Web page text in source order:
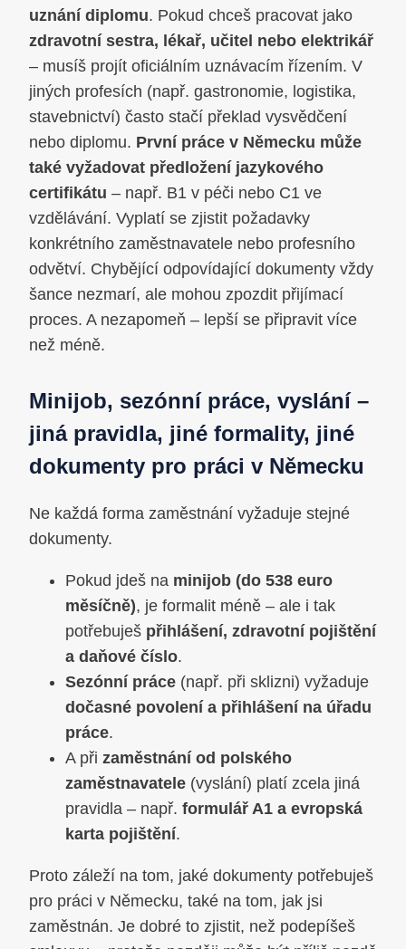
uznání diplomu. Pokud chceš pracovat jako
zdravotní sestra, lékař, učitel nebo elektrikář
– musíš projít oficiálním uznávacím řízením. V
jiných profesích (např. gastronomie, logistika,
stavebnictví) často stačí překlad vysvědčení
nebo diplomu. První práce v Německu může
také vyžadovat předložení jazykového
certifikátu – např. B1 v péči nebo C1 ve
vzdělávání. Vyplatí se zjistit požadavky
konkrétního zaměstnavatele nebo profesního
odvětví. Chybějící odpovídající dokumenty vždy
šance nezmarí, ale mohou zpozdit přijímací
proces. A nezapomeň – lepší se připravit více
než méně.
Minijob, sezónní práce, vyslání –
jiná pravidla, jiné formality, jiné
dokumenty pro práci v Německu
Ne každá forma zaměstnání vyžaduje stejné
dokumenty.
Pokud jdeš na minijob (do 538 euro
měsíčně), je formalit méně – ale i tak
potřebuješ přihlášení, zdravotní pojištění
a daňové číslo.
Sezónní práce (např. při sklizni) vyžaduje
dočasné povolení a přihlášení na úřadu
práce.
A při zaměstnání od polského
zaměstnavatele (vyslání) platí zcela jiná
pravidla – např. formulář A1 a evropská
karta pojištění.
Proto záleží na tom, jaké dokumenty potřebuješ
pro práci v Německu, také na tom, jak jsi
zaměstnán. Je dobré to zjistit, než podepíšeš